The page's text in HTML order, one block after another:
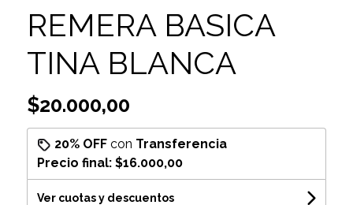
REMERA BASICA
TINA BLANCA
$20.000,00
20% OFFcon Transferencia
Precio final: $16.000,00
Ver cuotas y descuentos